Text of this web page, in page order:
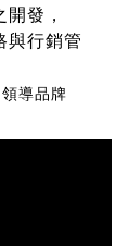
發，
與行銷管
導品牌